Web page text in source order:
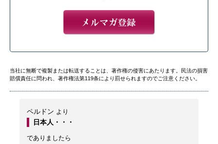
当社に無断で複製または転送することは、著作権の侵害にあたります。民法の損害
賠償責任に問われ、著作権法第119条により罰せられますのでご注意ください。
ペルドン より
日本人・・・
でありましたら